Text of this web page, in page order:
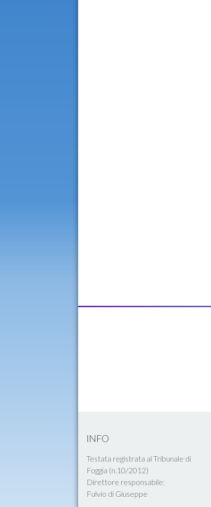
INFO
Testata registrata al Tribunale di
Foggia (n.10/2012)
Direttore responsabile:
Fulvio di Giuseppe